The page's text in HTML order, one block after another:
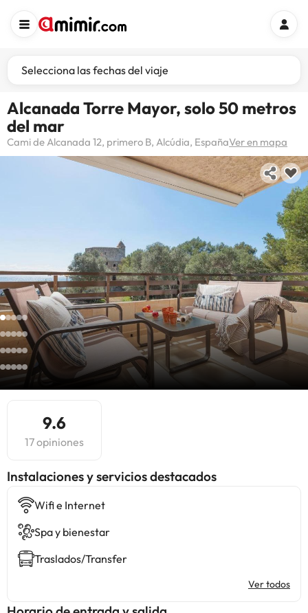
Selecciona las fechas del viaje
Alcanada Torre Mayor, solo 50 metros
del mar
Cami de Alcanada 12, primero B, Alcúdia, EspañaVer en mapa
9.6
17 opiniones
Instalaciones y servicios destacados
Wifi e Internet
Spa y bienestar
Traslados/Transfer
Ver todos